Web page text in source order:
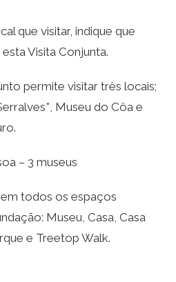
que visitar, indique que
Visita Conjunta.
permite visitar três locais;
Museu do Côa e
– 3 museus
todos os espaços
Museu, Casa, Casa
e Treetop Walk.